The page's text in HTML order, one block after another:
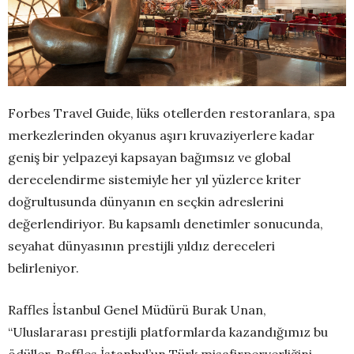
Forbes Travel Guide, lüks otellerden restoranlara, spa
merkezlerinden okyanus aşırı kruvaziyerlere kadar
geniş bir yelpazeyi kapsayan bağımsız ve global
derecelendirme sistemiyle her yıl yüzlerce kriter
doğrultusunda dünyanın en seçkin adreslerini
değerlendiriyor. Bu kapsamlı denetimler sonucunda,
seyahat dünyasının prestijli yıldız dereceleri
belirleniyor.
Raffles İstanbul Genel Müdürü Burak Unan,
“Uluslararası prestijli platformlarda kazandığımız bu